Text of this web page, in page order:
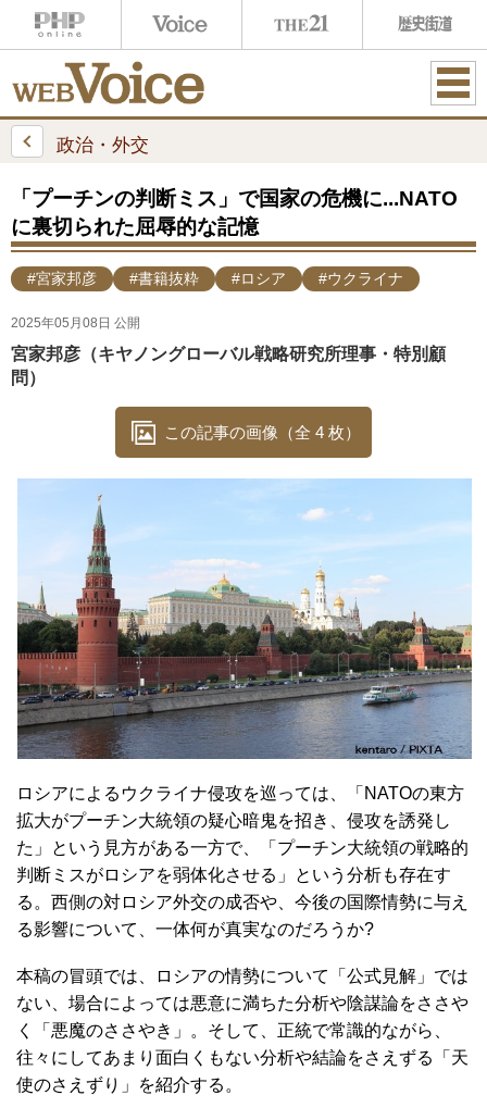
ME
政治・外交
「プーチンの判断ミス」で国家の危機に...NATO
に裏切られた屈辱的な記憶
#宮家邦彦 #書籍抜粋 #ロシア #ウクライナ
2025年05月08日 公開
宮家邦彦（キヤノングローバル戦略研究所理事・特別顧
問）
この記事の画像（全 4 枚）
ロシアによるウクライナ侵攻を巡っては、「NATOの東方
拡大がプーチン大統領の疑心暗鬼を招き、侵攻を誘発し
た」という見方がある一方で、「プーチン大統領の戦略的
判断ミスがロシアを弱体化させる」という分析も存在す
る。西側の対ロシア外交の成否や、今後の国際情勢に与え
る影響について、一体何が真実なのだろうか?
本稿の冒頭では、ロシアの情勢について「公式見解」では
ない、場合によっては悪意に満ちた分析や陰謀論をささや
く「悪魔のささやき」。そして、正統で常識的ながら、
往々にしてあまり面白くもない分析や結論をさえずる「天
使のさえずり」を紹介する。